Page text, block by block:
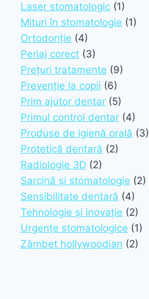
Laser stomatologic (1)
Mituri în stomatologie (1)
Ortodonție (4)
Periaj corect (3)
Prețuri tratamente (9)
Prevenție la copii (6)
Prim ajutor dentar (5)
Primul control dentar (4)
Produse de igienă orală (3)
Protetică dentară (2)
Radiologie 3D (2)
Sarcină și stomatologie (2)
Sensibilitate dentară (4)
Tehnologie și inovație (2)
Urgențe stomatologice (1)
Zâmbet hollywoodian (2)